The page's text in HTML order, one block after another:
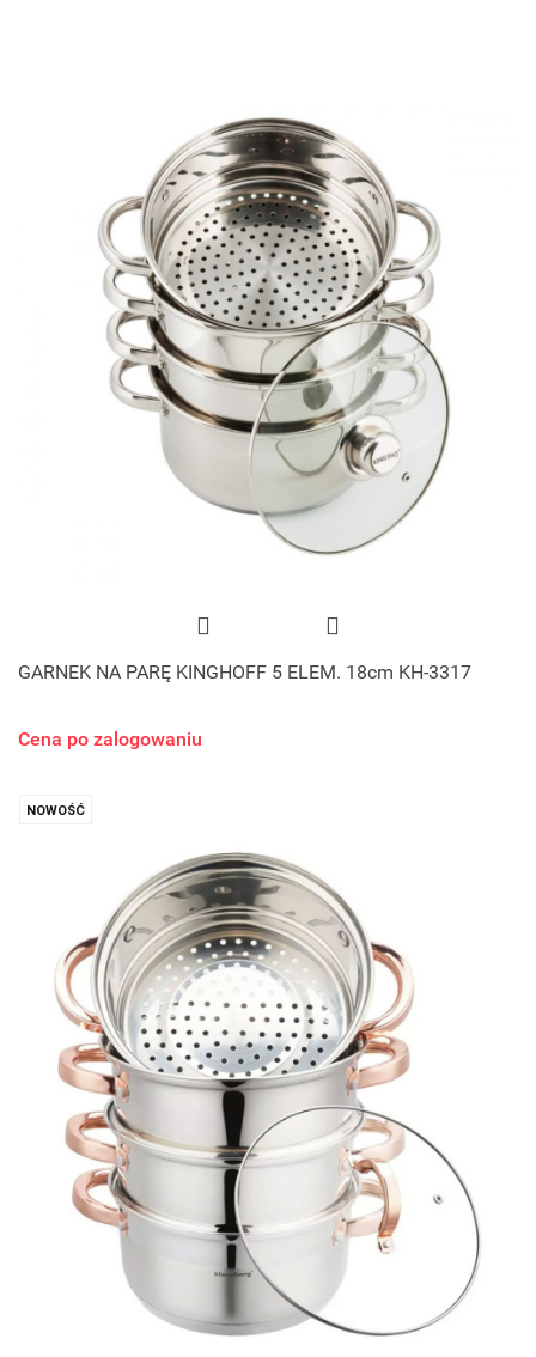
GARNEK NA PARĘ KINGHOFF 5 ELEM. 18cm KH-3317
Cena po zalogowaniu
NOWOŚĆ